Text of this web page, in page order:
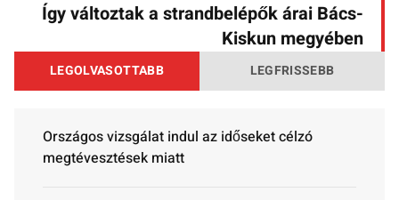
Így változtak a strandbelépők árai Bács-
Kiskun megyében
LEGOLVASOTTABB LEGFRISSEBB
Országos vizsgálat indul az időseket célzó
megtévesztések miatt